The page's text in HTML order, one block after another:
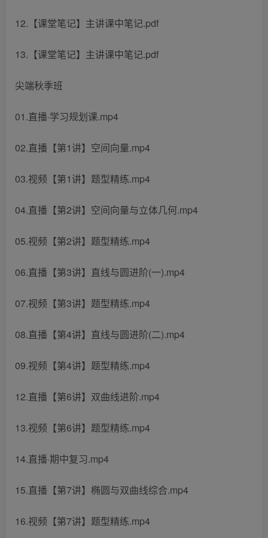
12.【课堂笔记】主讲课中笔记.pdf
13.【课堂笔记】主讲课中笔记.pdf
尖端秋季班
01.直播·学习规划课.mp4
02.直播【第1讲】空间向量.mp4
03.视频【第1讲】题型精练.mp4
04.直播【第2讲】空间向量与立体几何.mp4
05.视频【第2讲】题型精练.mp4
06.直播【第3讲】直线与圆进阶(一).mp4
07.视频【第3讲】题型精练.mp4
08.直播【第4讲】直线与圆进阶(二).mp4
09.视频【第4讲】题型精练.mp4
12.直播【第6讲】双曲线进阶.mp4
13.视频【第6讲】题型精练.mp4
14.直播·期中复习.mp4
15.直播【第7讲】椭圆与双曲线综合.mp4
16.视频【第7讲】题型精练.mp4